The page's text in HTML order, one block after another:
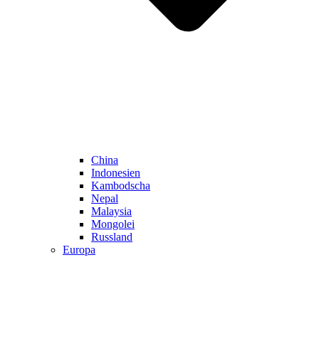
China
Indonesien
Kambodscha
Nepal
Malaysia
Mongolei
Russland
Europa